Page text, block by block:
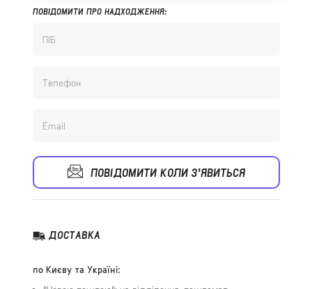
ПОВІДОМИТИ ПРО НАДХОДЖЕННЯ:
ПОВІДОМИТИ КОЛИ З’ЯВИТЬСЯ
ДОСТАВКА
по Києву та Україні: